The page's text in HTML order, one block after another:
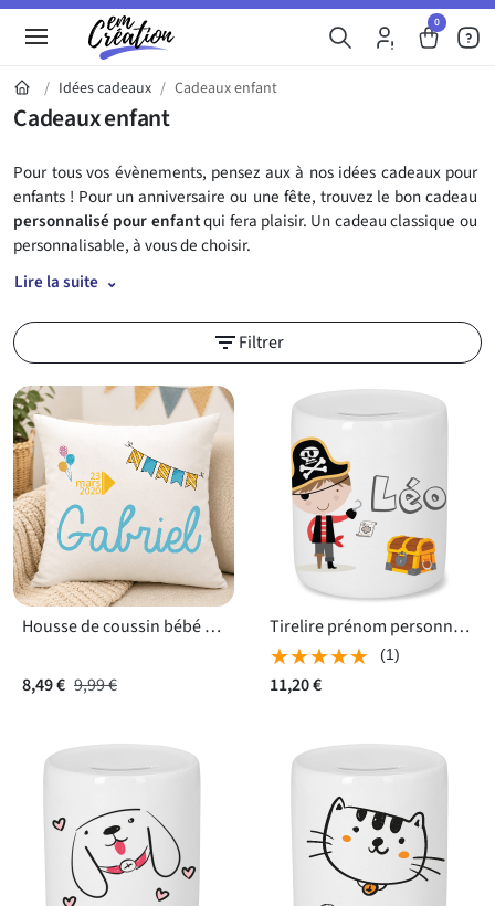
0
Idées cadeaux Cadeaux enfant
Cadeaux enfant
Pour tous vos évènements, pensez aux à nos idées cadeaux pour
enfants ! Pour un anniversaire ou une fête, trouvez le bon cadeau
personnalisé pour enfantqui fera plaisir. Un cadeau classique ou
personnalisable, à vous de choisir.
Lire la suite
Découvrez notre sélection de cadeaux
filter_listFiltrer
Housse de coussin bébé personnalisée
8,49 € 9,99 €
Tirelire prénom personnalisé - Pirate
★★★★★
★★★★★ (1)
11,20 €